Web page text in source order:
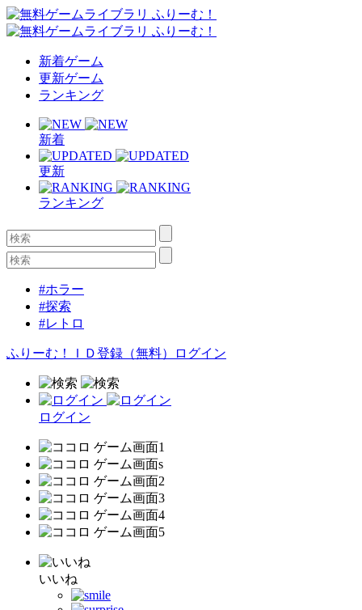
新着ゲーム
更新ゲーム
ランキング
新着
更新
ランキング
#ホラー
#探索
#レトロ
ふりーむ！ＩＤ登録（無料） ログイン
ログイン
いいね